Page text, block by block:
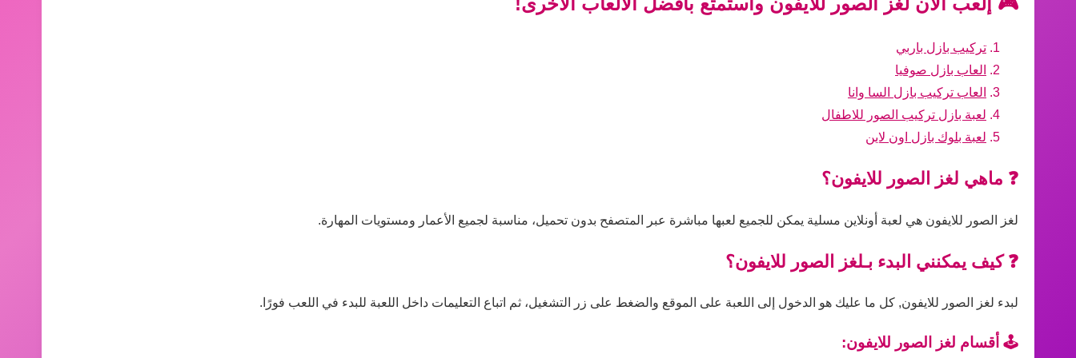
تركيب بازل باربي
العاب بازل صوفيا
العاب تركيب بازل السا وانا
لعبة بازل تركيب الصور للاطفال
لعبة بلوك بازل اون لاين
❓ ماهي لغز الصور للايفون؟
لغز الصور للايفون هي لعبة أونلاين مسلية يمكن للجميع لعبها مباشرة عبر المتصفح بدون تحميل، مناسبة لجميع الأعمار ومستويات المهارة.
❓ كيف يمكنني البدء بـلغز الصور للايفون؟
لبدء لغز الصور للايفون, كل ما عليك هو الدخول إلى اللعبة على الموقع والضغط على زر التشغيل، ثم اتباع التعليمات داخل اللعبة للبدء في اللعب فورًا.
🕹️ أقسام لغز الصور للايفون: